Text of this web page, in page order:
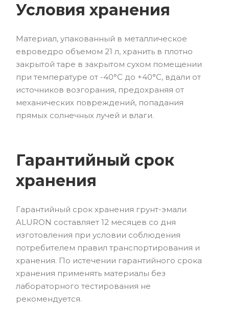
Условия хранения
Материал, упакованный в металлическое
евроведро объемом 21 л, хранить в плотно
закрытой таре в закрытом сухом помещении
при температуре от -40°С до +40°С, вдали от
источников возгорания, предохраняя от
механических повреждений, попадания
прямых солнечных лучей и влаги.
Гарантийный срок
хранения
Гарантийный срок хранения грунт-эмали
ALURON составляет 12 месяцев со дня
изготовления при условии соблюдения
потребителем правил транспортирования и
хранения. По истечении гарантийного срока
хранения применять материалы без
лабораторного тестирования не
рекомендуется.